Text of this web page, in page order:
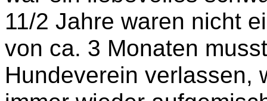
11/2 Jahre waren nicht
von ca. 3 Monaten
Hundeverein verlassen,